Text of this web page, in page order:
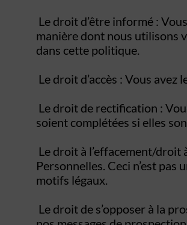
Le droit d’être informé :
manière dont nous utilisons
dans cette politique.
Le droit d’accès : Vous
Le droit de rectification :
soient complétées si elles
Le droit à l’effacement/droit
Personnelles. Ceci n’est
motifs légaux.
Le droit de s’opposer à la